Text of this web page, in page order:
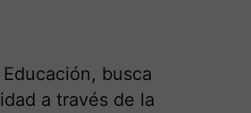
busca
a través de la